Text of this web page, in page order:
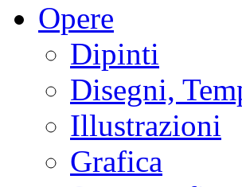
Opere
Dipinti
Disegni,
Illustrazioni
Grafica